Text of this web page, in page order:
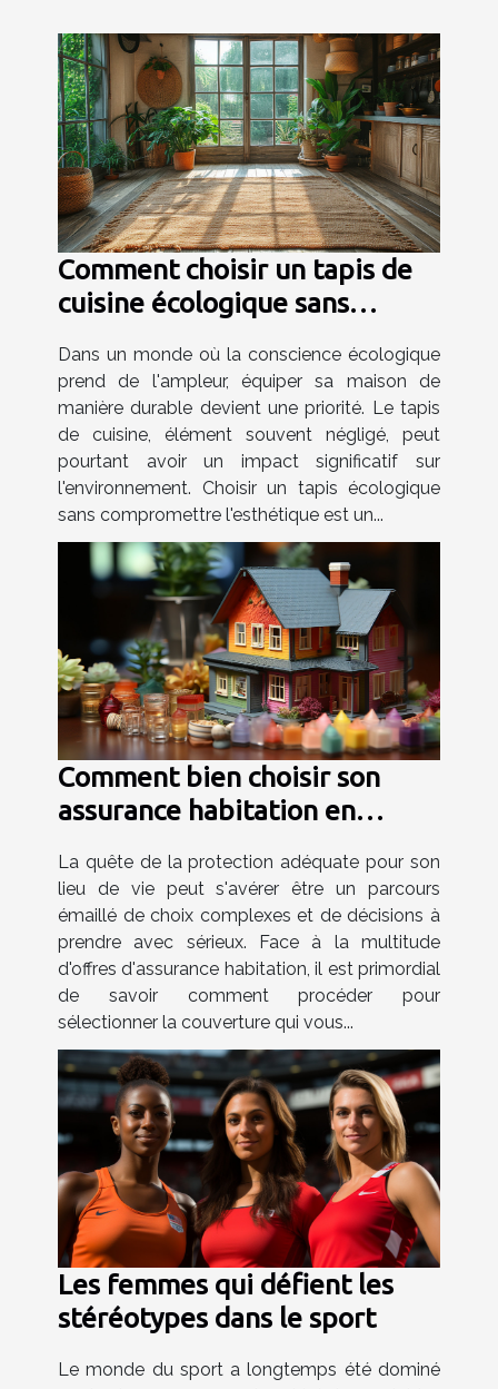
Comment choisir un tapis de
cuisine écologique sans
Dans un monde où la conscience écologique
prend de l'ampleur, équiper sa maison de
manière durable devient une priorité. Le tapis
de cuisine, élément souvent négligé, peut
pourtant avoir un impact significatif sur
l'environnement. Choisir un tapis écologique
sans compromettre l'esthétique est un...
Comment bien choisir son
assurance habitation en
La quête de la protection adéquate pour son
lieu de vie peut s'avérer être un parcours
émaillé de choix complexes et de décisions à
prendre avec sérieux. Face à la multitude
d'offres d'assurance habitation, il est primordial
de savoir comment procéder pour
sélectionner la couverture qui vous...
Les femmes qui défient les
stéréotypes dans le sport
Le monde du sport a longtemps été dominé